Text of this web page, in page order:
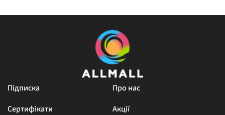
Підписка
Про нас
Сертифікати
Акції